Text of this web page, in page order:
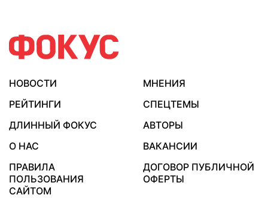
НОВОСТИ
МНЕНИЯ
РЕЙТИНГИ
СПЕЦТЕМЫ
ДЛИННЫЙ ФОКУС
АВТОРЫ
О НАС
ВАКАНСИИ
ПРАВИЛА
ПОЛЬЗОВАНИЯ
САЙТОМ
ДОГОВОР ПУБЛИЧНОЙ
ОФЕРТЫ